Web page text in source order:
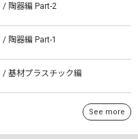
/ 陶器編 Part-2
/ 陶器編 Part-1
/ 基材プラスチック編
See more